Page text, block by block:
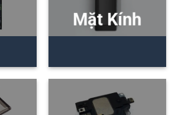
Mặt Kính